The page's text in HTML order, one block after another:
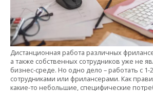
Дистанционная работа различных
а также собственных сотрудников уже не
бизнес-среде. Но одно дело – работать с
сотрудниками или фрилансерами. Как
какие-то небольшие, специфические